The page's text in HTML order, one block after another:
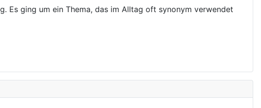
Es ging um ein Thema, das im Alltag oft synonym verwendet